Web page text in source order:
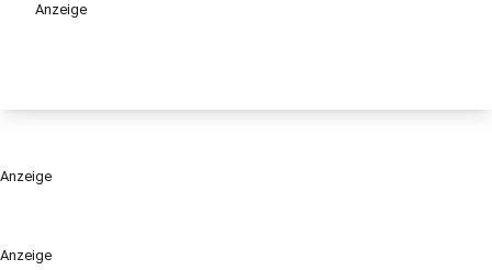
Anzeige
Anzeige
Anzeige